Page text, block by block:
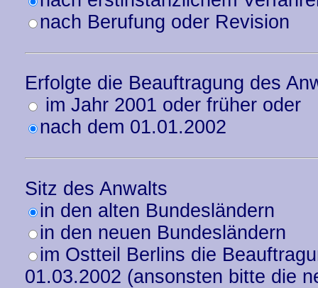
nach Berufung oder Revision
Erfolgte die Beauftragung des
im Jahr 2001 oder früher oder
nach dem 01.01.2002
Sitz des Anwalts
in den alten Bundesländern
in den neuen Bundesländern
im Ostteil Berlins die
01.03.2002 (ansonsten bitte die